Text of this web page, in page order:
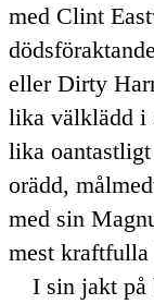
med Clint
eller Dirty
lika välklädd i
lika
orädd,
med sin
mest kraftfulla
I sin jakt på